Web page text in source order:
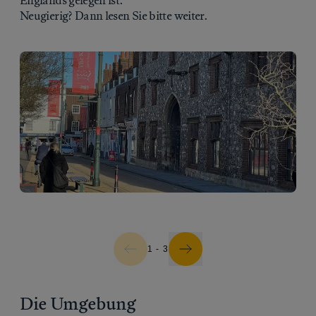
Neugierig? Dann lesen Sie bitte weiter.
1 - 3
Die Umgebung